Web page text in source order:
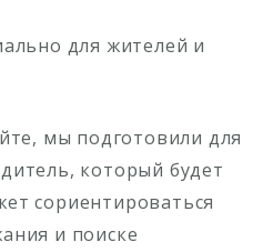
для жителей и
мы подготовили для
который будет
сориентироваться
и поиске